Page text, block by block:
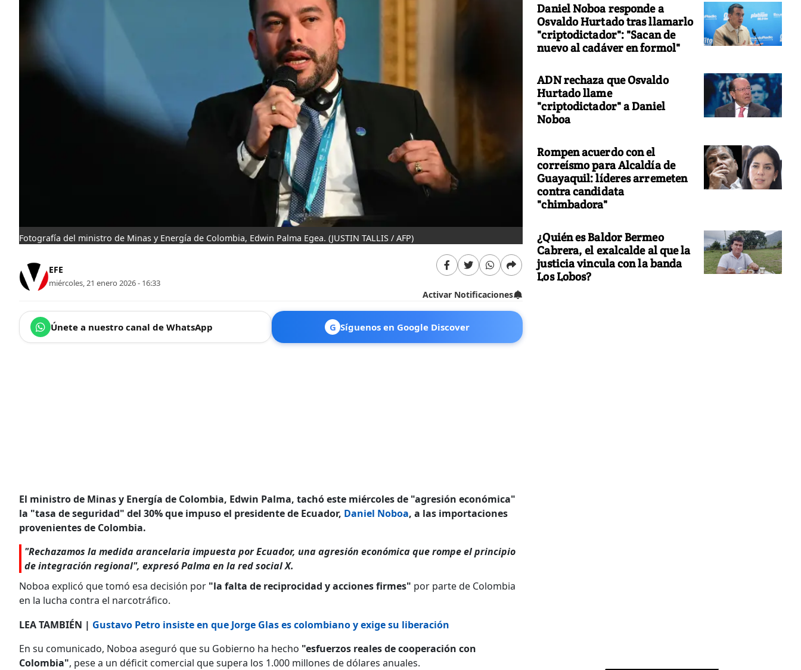
Fotografía del ministro de Minas y Energía de Colombia, Edwin Palma Egea. (JUSTIN TALLIS / AFP)
EFE
miércoles, 21 enero 2026 - 16:33
Activar Notificaciones
Únete a nuestro canal de WhatsApp G Síguenos en Google Discover
El ministro de Minas y Energía de Colombia, Edwin Palma, tachó este miércoles de "agresión económica"
la "tasa de seguridad" del 30% que impuso el presidente de Ecuador, Daniel Noboa, a las importaciones
provenientes de Colombia.
"Rechazamos la medida arancelaria impuesta por Ecuador, una agresión económica que rompe el principio
de integración regional", expresó Palma en la red social X.
Noboa explicó que tomó esa decisión por "la falta de reciprocidad y acciones firmes" por parte de Colombia
en la lucha contra el narcotráfico.
LEA TAMBIÉN | Gustavo Petro insiste en que Jorge Glas es colombiano y exige su liberación
En su comunicado, Noboa aseguró que su Gobierno ha hecho "esfuerzos reales de cooperación con
Colombia", pese a un déficit comercial que supera los 1.000 millones de dólares anuales.
Daniel Noboa responde a
Osvaldo Hurtado tras llamarlo
"criptodictador": "Sacan de
nuevo al cadáver en formol"
ADN rechaza que Osvaldo
Hurtado llame
"criptodictador" a Daniel
Noboa
Rompen acuerdo con el
correísmo para Alcaldía de
Guayaquil: líderes arremeten
contra candidata
"chimbadora"
¿Quién es Baldor Bermeo
Cabrera, el exalcalde al que la
justicia vincula con la banda
Los Lobos?